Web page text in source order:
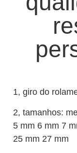
1, giro do
2, tamanhos:
5 mm 6 mm 7
25 mm 27 mm